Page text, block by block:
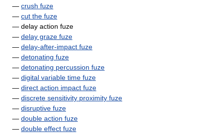
— crush fuze
— cut the fuze
— delay action fuze
— delay graze fuze
— delay-after-impact fuze
— detonating fuze
— detonating percussion fuze
— digital variable time fuze
— direct action impact fuze
— discrete sensitivity proximity fuze
— disruptive fuze
— double action fuze
— double effect fuze